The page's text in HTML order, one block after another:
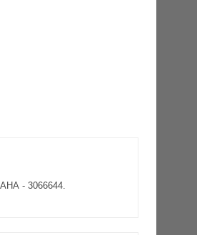
- 3066644.